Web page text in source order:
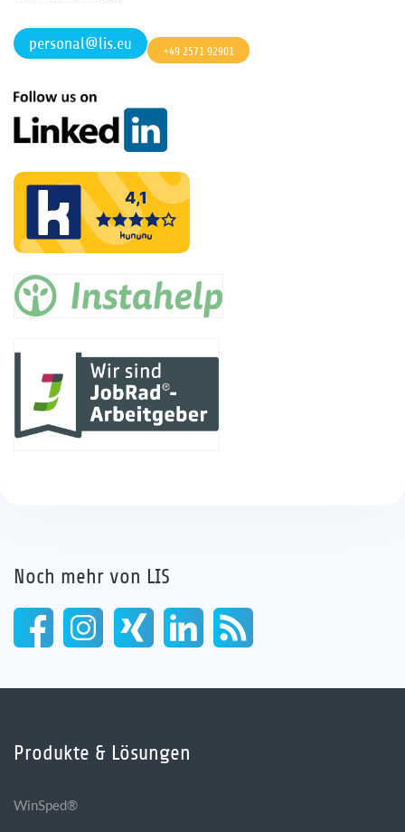
personal@lis.eu +49 2571 92901
Noch mehr von LIS
Produkte & Lösungen
WinSped®